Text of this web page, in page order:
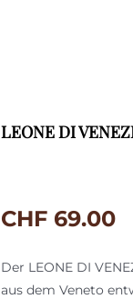
LEONE DI
CHF 69.00
Der LEONE DI
aus dem Veneto